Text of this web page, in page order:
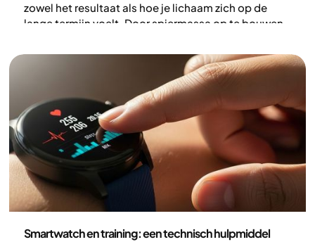
zowel het resultaat als hoe je lichaam zich op de
lange termijn voelt. Door spiermassa op te bouwen
verbeteren, de kans op gewichtstoename verkleinen
en werken aan een sterker, beter functionerend
Smartwatch en training: een technisch hulpmiddel